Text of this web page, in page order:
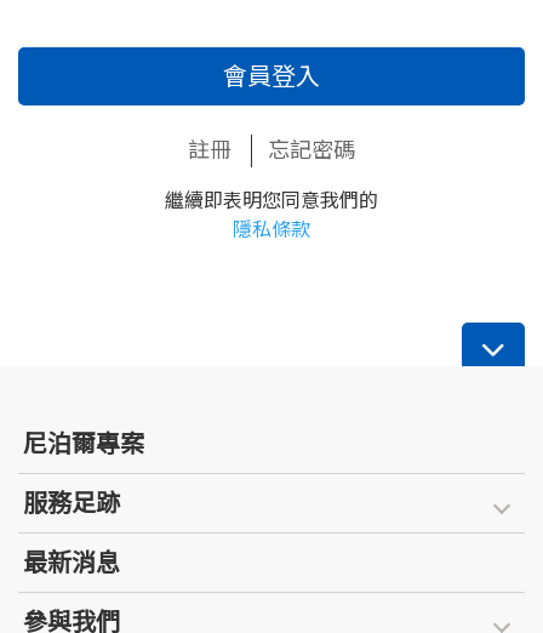
會員登入
註冊 忘記密碼
繼續即表明您同意我們的
隱私條款
尼泊爾專案
服務足跡
最新消息
參與我們